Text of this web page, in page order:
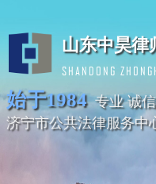
山东中昊律
SHANDONG
始于1984 专业 诚
济宁市公共法律服务中